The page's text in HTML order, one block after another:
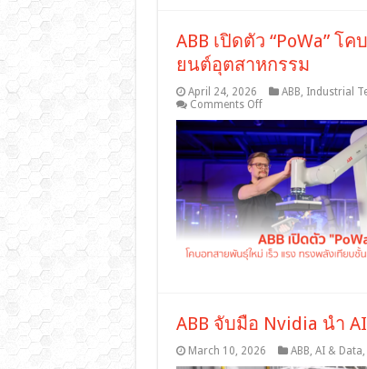
ABB เปิดตัว “PoWa”
ยนต์อุตสาหกรรม
April 24, 2026 ABB, Industrial
Comments Offon
เปิด
ตัว
“PoWa”
โค
บอ
ทสา
ย
พันธุ์
ทรง
เทียบ
ABB จับมือ Nvidia นำ
March 10, 2026 ABB, AI & Data,